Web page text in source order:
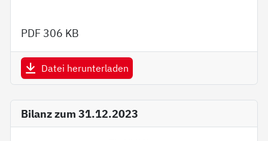
PDF 306 KB
Datei herunterladen
Bilanz zum 31.12.2023